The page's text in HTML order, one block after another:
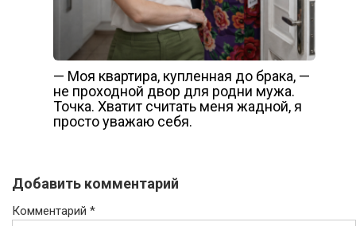
— Моя квартира, купленная до брака, —
не проходной двор для родни мужа.
Точка. Хватит считать меня жадной, я
просто уважаю себя.
Добавить комментарий
Комментарий *